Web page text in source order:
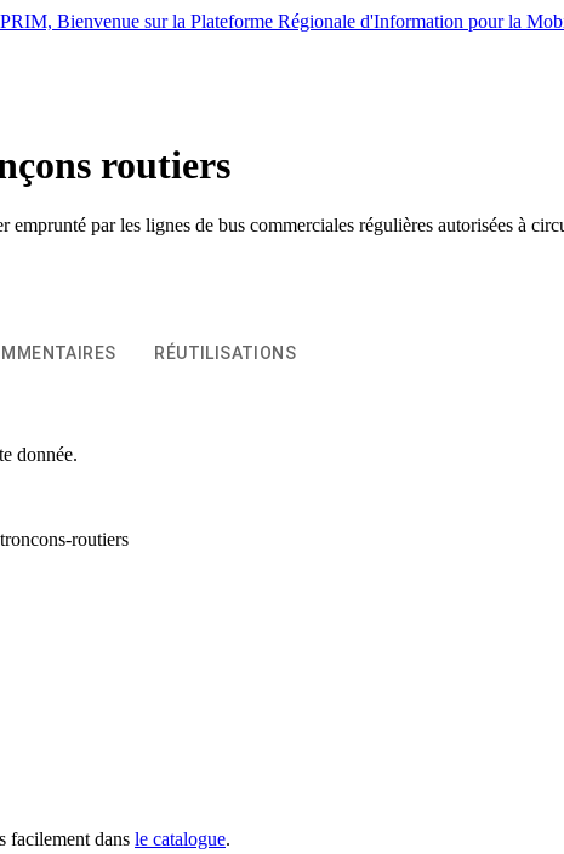
Bienvenue sur la Plateforme Régionale d'Information pour la
routiers
par les lignes de bus commerciales régulières autorisées à
RÉUTILISATIONS
donnée.
routiers
facilement dans le catalogue.